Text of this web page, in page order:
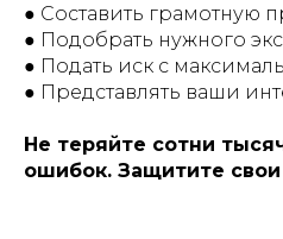
● Составить грамотную
● Подобрать нужного
● Подать иск с
● Представлять ваши
Не теряйте сотни
ошибок. Защитите